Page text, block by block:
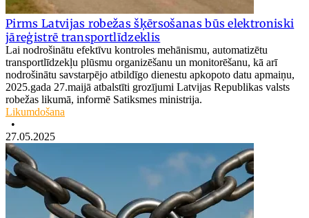
Pirms Latvijas robežas šķērsošanas būs elektroniski
jāreģistrē transportlīdzeklis
Lai nodrošinātu efektīvu kontroles mehānismu, automatizētu
transportlīdzekļu plūsmu organizēšanu un monitorēšanu, kā arī
nodrošinātu savstarpējo atbildīgo dienestu apkopoto datu apmaiņu,
2025.gada 27.maijā atbalstīti grozījumi Latvijas Republikas valsts
robežas likumā, informē Satiksmes ministrija.
Likumdošana
•
27.05.2025